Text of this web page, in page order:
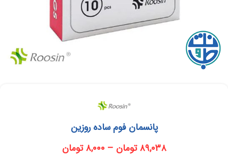
پانسمان فوم ساده روزین
۸۹,۰۳۸ تومان – ۸,۰۰۰ تومان